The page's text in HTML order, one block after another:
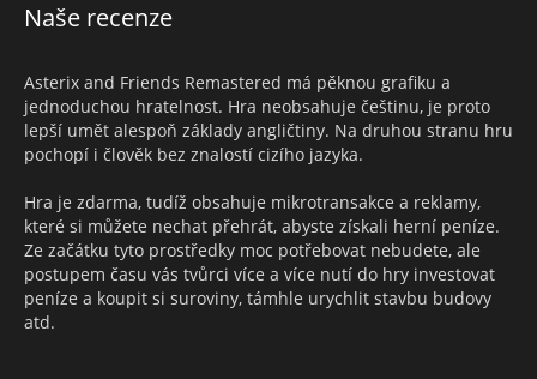
mnoho dalších surovin, které jsou nutné pro stavbu budov a
Když budete dostatečně dobří, budete mít dostatek dobře
vytrénovaných vojáků a větší množství lektvarů, tak se
můžete postavit samotnému Juliu Caesarovi.
Naše recenze
Asterix and Friends Remastered má pěknou grafiku a
jednoduchou hratelnost. Hra neobsahuje češtinu, je proto
lepší umět alespoň základy angličtiny. Na druhou stranu hru
pochopí i člověk bez znalostí cizího jazyka.
Hra je zdarma, tudíž obsahuje mikrotransakce a reklamy,
které si můžete nechat přehrát, abyste získali herní peníze.
Ze začátku tyto prostředky moc potřebovat nebudete, ale
postupem času vás tvůrci více a více nutí do hry investovat
peníze a koupit si suroviny, támhle urychlit stavbu budovy
atd.